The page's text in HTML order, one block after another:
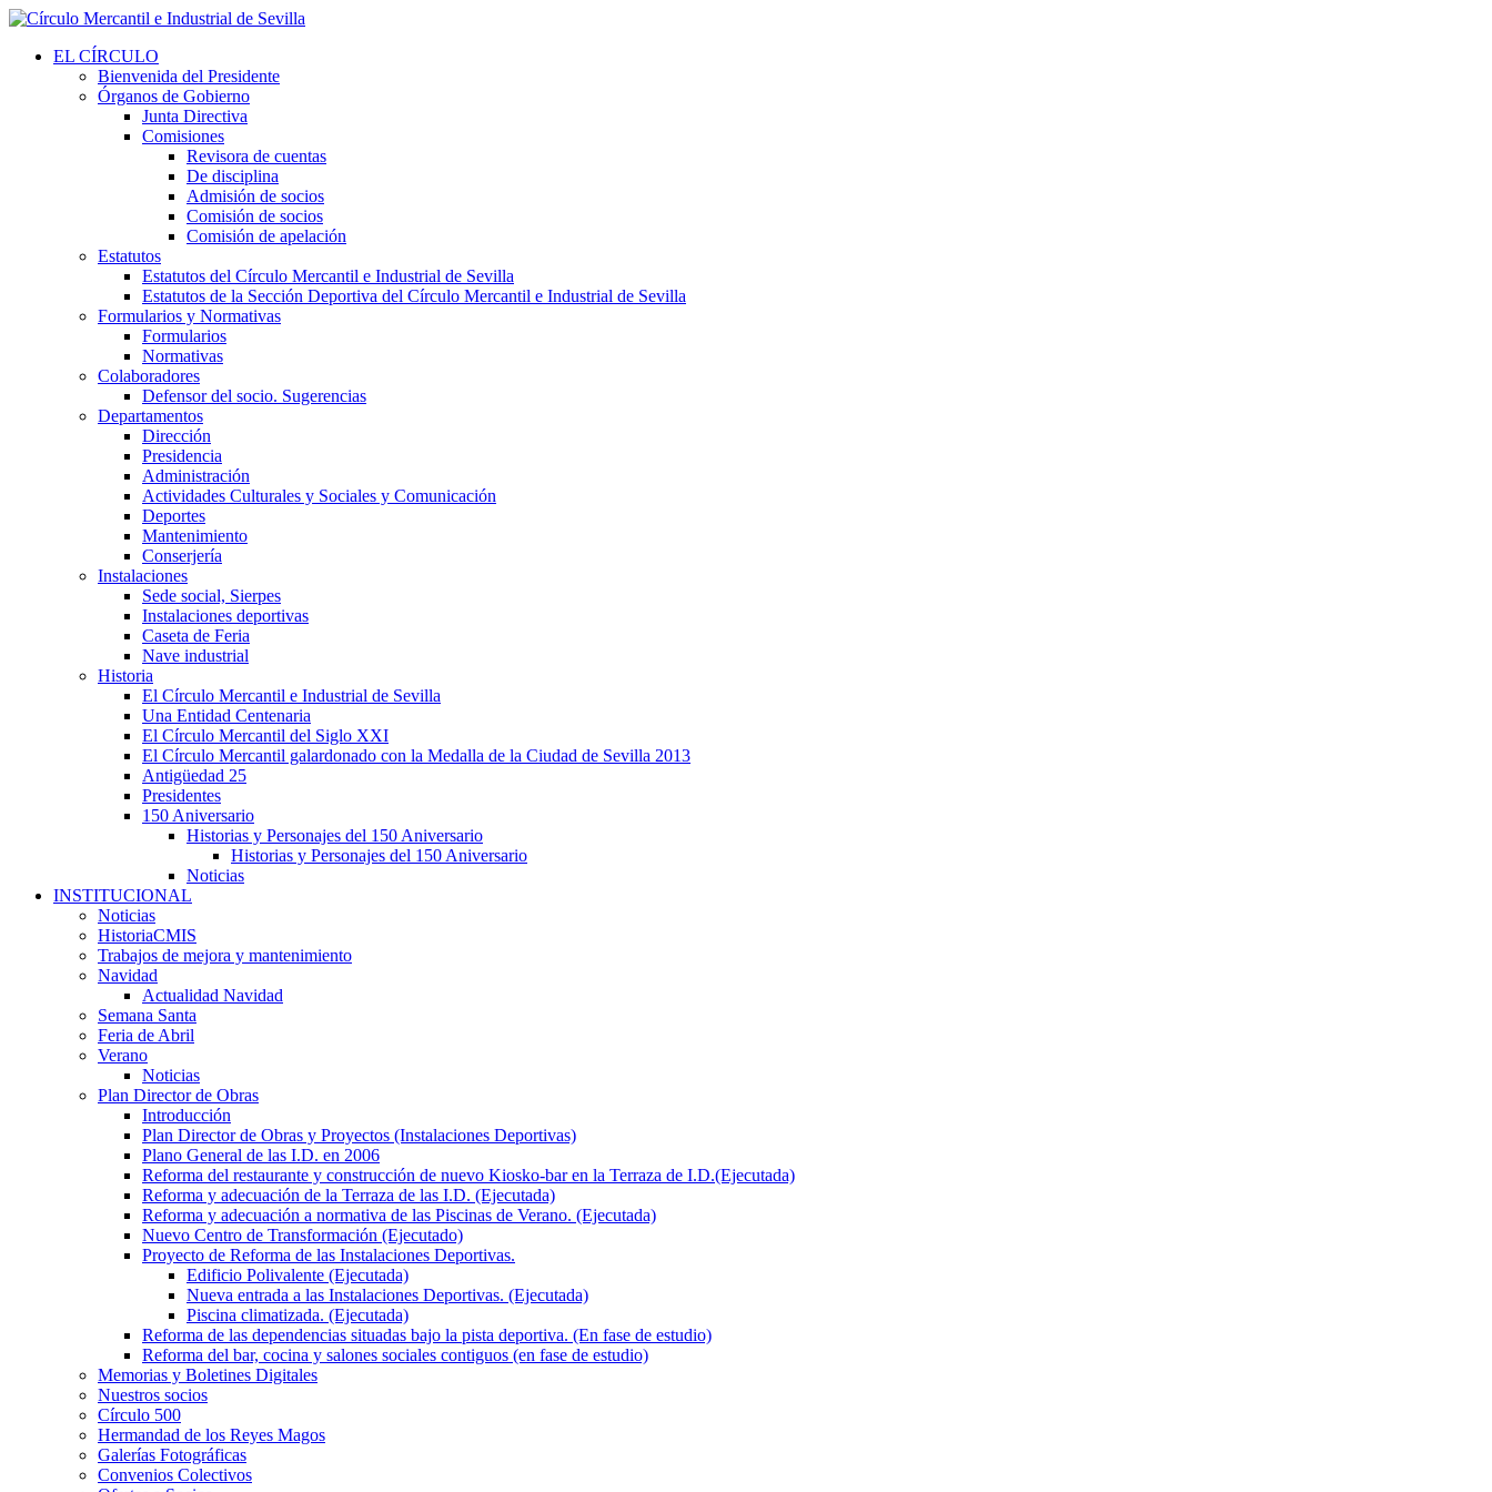
EL CÍRCULO
Bienvenida del Presidente
Órganos de Gobierno
Junta Directiva
Comisiones
Revisora de cuentas
De disciplina
Admisión de socios
Comisión de socios
Comisión de apelación
Estatutos
Estatutos del Círculo Mercantil e Industrial de Sevilla
Estatutos de la Sección Deportiva del Círculo Mercantil e Industrial de Sevilla
Formularios y Normativas
Formularios
Normativas
Colaboradores
Defensor del socio. Sugerencias
Departamentos
Dirección
Presidencia
Administración
Actividades Culturales y Sociales y Comunicación
Deportes
Mantenimiento
Conserjería
Instalaciones
Sede social, Sierpes
Instalaciones deportivas
Caseta de Feria
Nave industrial
Historia
El Círculo Mercantil e Industrial de Sevilla
Una Entidad Centenaria
El Círculo Mercantil del Siglo XXI
El Círculo Mercantil galardonado con la Medalla de la Ciudad de Sevilla 2013
Antigüedad 25
Presidentes
150 Aniversario
Historias y Personajes del 150 Aniversario
Historias y Personajes del 150 Aniversario
Noticias
INSTITUCIONAL
Noticias
HistoriaCMIS
Trabajos de mejora y mantenimiento
Navidad
Actualidad Navidad
Semana Santa
Feria de Abril
Verano
Noticias
Plan Director de Obras
Introducción
Plan Director de Obras y Proyectos (Instalaciones Deportivas)
Plano General de las I.D. en 2006
Reforma del restaurante y construcción de nuevo Kiosko-bar en la Terraza de I.D.(Ejecutada)
Reforma y adecuación de la Terraza de las I.D. (Ejecutada)
Reforma y adecuación a normativa de las Piscinas de Verano. (Ejecutada)
Nuevo Centro de Transformación (Ejecutado)
Proyecto de Reforma de las Instalaciones Deportivas.
Edificio Polivalente (Ejecutada)
Nueva entrada a las Instalaciones Deportivas. (Ejecutada)
Piscina climatizada. (Ejecutada)
Reforma de las dependencias situadas bajo la pista deportiva. (En fase de estudio)
Reforma del bar, cocina y salones sociales contiguos (en fase de estudio)
Memorias y Boletines Digitales
Nuestros socios
Círculo 500
Hermandad de los Reyes Magos
Galerías Fotográficas
Convenios Colectivos